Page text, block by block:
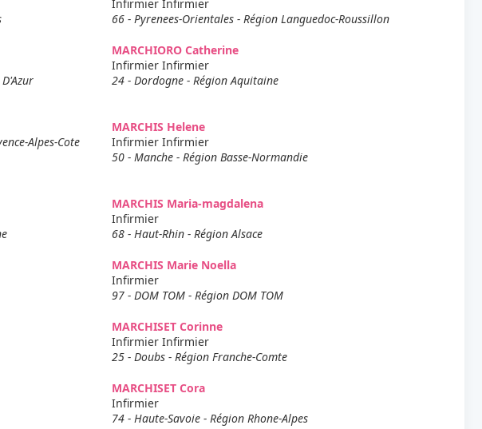
Infirmier Infirmier
66 - Pyrenees-Orientales - Région Languedoc-Roussillon
MARCHIORO Catherine
Infirmier Infirmier
24 - Dordogne - Région Aquitaine
Alpes-Cote
MARCHIS Helene
Infirmier Infirmier
50 - Manche - Région Basse-Normandie
MARCHIS Maria-magdalena
Infirmier
68 - Haut-Rhin - Région Alsace
MARCHIS Marie Noella
Infirmier
97 - DOM TOM - Région DOM TOM
MARCHISET Corinne
Infirmier Infirmier
25 - Doubs - Région Franche-Comte
MARCHISET Cora
Infirmier
74 - Haute-Savoie - Région Rhone-Alpes